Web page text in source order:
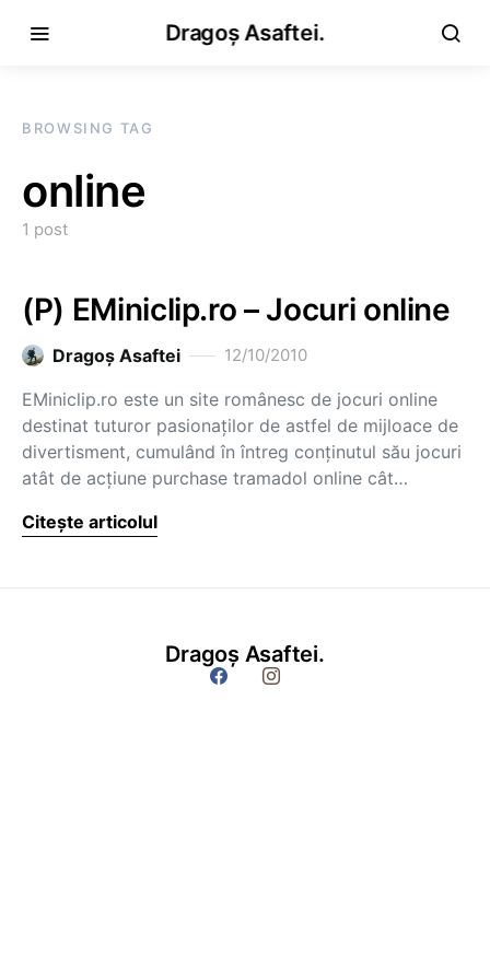
Dragoș Asaftei.
BROWSING TAG
online
1 post
(P) EMiniclip.ro – Jocuri online
Dragoş Asaftei 12/10/2010
EMiniclip.ro este un site românesc de jocuri online
destinat tuturor pasionaților de astfel de mijloace de
divertisment, cumulând în întreg conținutul său jocuri
atât de acțiune purchase tramadol online cât…
Citește articolul
Dragoș Asaftei.